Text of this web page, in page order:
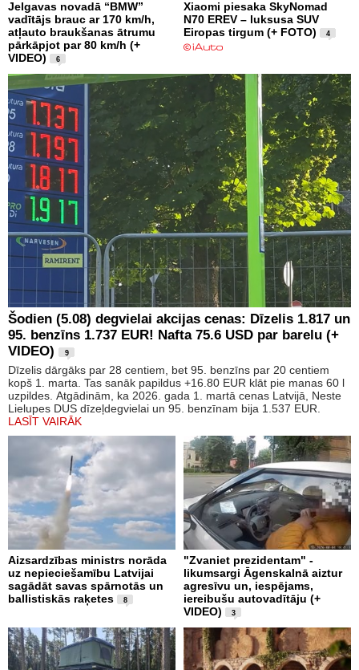
Jelgavas novadā “BMW”
vadītājs brauc ar 170 km/h,
atļauto braukšanas ātrumu
pārkāpjot par 80 km/h (+
VIDEO)
6
Xiaomi piesaka SkyNomad
N70 EREV – luksusa SUV
Eiropas tirgum (+ FOTO)
4
Šodien (5.08) degvielai akcijas cenas: Dīzelis 1.817 un
95. benzīns 1.737 EUR! Nafta 75.6 USD par barelu (+
VIDEO)
9
Dīzelis dārgāks par 28 centiem, bet 95. benzīns par 20 centiem
kopš 1. marta. Tas sanāk papildus +16.80 EUR klāt pie manas 60 l
uzpildes. Atgādinām, ka 2026. gada 1. martā cenas Latvijā, Neste
Lielupes DUS dīzeļdegvielai un 95. benzīnam bija 1.537 EUR.
LASĪT VAIRĀK
Aizsardzības ministrs norāda
uz nepieciešamību Latvijai
sagādāt savas spārnotās un
ballistiskās raķetes
8
"Zvaniet prezidentam" -
likumsargi Āgenskalnā aiztur
agresīvu un, iespējams,
iereibušu autovadītāju (+
VIDEO)
3